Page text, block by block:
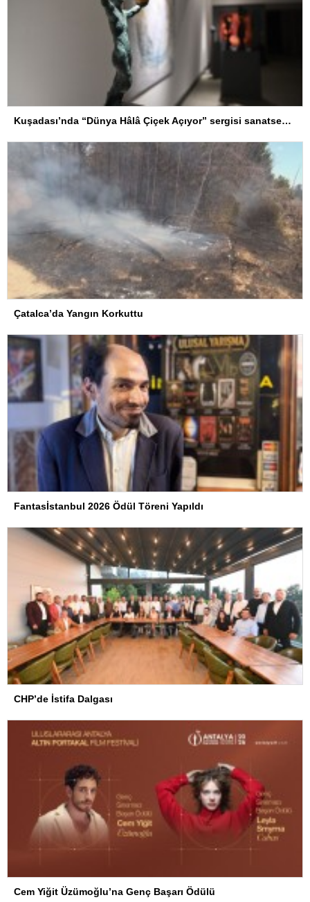
Kuşadası’nda “Dünya Hâlâ Çiçek Açıyor” sergisi sanatseverlerle buluşuyor
Çatalca’da Yangın Korkuttu
Fantasİstanbul 2026 Ödül Töreni Yapıldı
CHP’de İstifa Dalgası
Cem Yiğit Üzümoğlu’na Genç Başarı Ödülü